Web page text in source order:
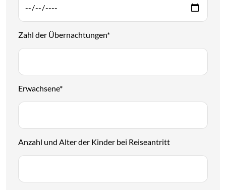
Zahl der Übernachtungen*
Erwachsene*
Anzahl und Alter der Kinder bei Reiseantritt